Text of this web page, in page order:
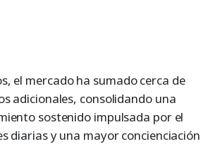
el mercado ha sumado cerca de
adicionales, consolidando una
sostenido impulsada por el
diarias y una mayor concienciación